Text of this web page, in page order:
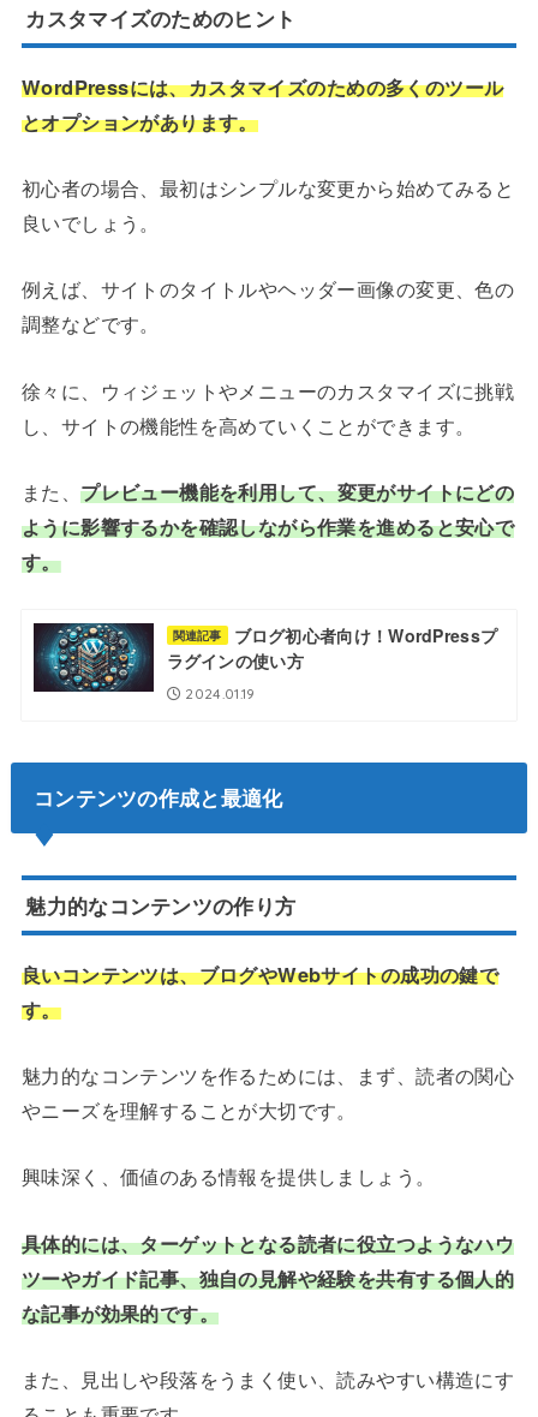
カスタマイズのためのヒント
WordPressには、カスタマイズのための多くのツール
とオプションがあります。
初心者の場合、最初はシンプルな変更から始めてみると
良いでしょう。
例えば、サイトのタイトルやヘッダー画像の変更、色の
調整などです。
徐々に、ウィジェットやメニューのカスタマイズに挑戦
し、サイトの機能性を高めていくことができます。
また、プレビュー機能を利用して、変更がサイトにどの
ように影響するかを確認しながら作業を進めると安心で
す。
関連記事
ブログ初心者向け！WordPressプ
ラグインの使い方
2024.01.19
コンテンツの作成と最適化
魅力的なコンテンツの作り方
良いコンテンツは、ブログやWebサイトの成功の鍵で
す。
魅力的なコンテンツを作るためには、まず、読者の関心
やニーズを理解することが大切です。
興味深く、価値のある情報を提供しましょう。
具体的には、ターゲットとなる読者に役立つようなハウ
ツーやガイド記事、独自の見解や経験を共有する個人的
な記事が効果的です。
また、見出しや段落をうまく使い、読みやすい構造にす